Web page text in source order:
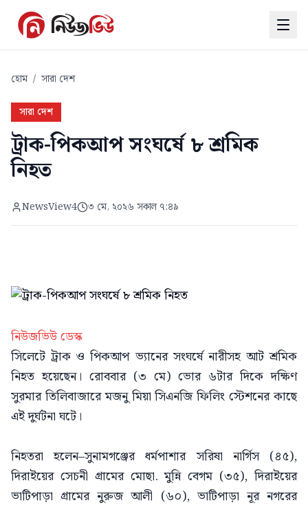
হোম / সারা দেশ
সারা দেশ
ট্রাক-পিকআপ সংঘর্ষে ৮ শ্রমিক
নিহত
NewsView4 ৩ মে, ২০২৬ সকাল ৭:৪৯
নিউজভিউ ডেস্ক
সিলেটে ট্রাক ও পিকআপ ভ্যানের সংঘর্ষে নারীসহ আট শ্রমিক
নিহত হয়েছেন। রোববার (৩ মে) ভোর ৬টার দিকে দক্ষিণ
সুরমার তিলিবাজারে মজনু মিয়া সিএনজি ফিলিং স্টেশনের কাছে
এই দুর্ঘটনা ঘটে।
নিহতরা হলেন–সুনামগঞ্জের ধর্মপাশার স‌রিষা না‌র্গিস (৪৫),
দিরাইয়ের সেচনী গ্রামের মোছা. মু‌ন্নি বেগম (৩৫), দিরাইয়ের
ভা‌টিপাড়া গ্রামের নুরুজ আলী (৬০), ভা‌টিপাড়া নূর নগরের